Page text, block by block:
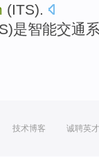
(ITS).
)是智能交通
技术博客 诚聘英才